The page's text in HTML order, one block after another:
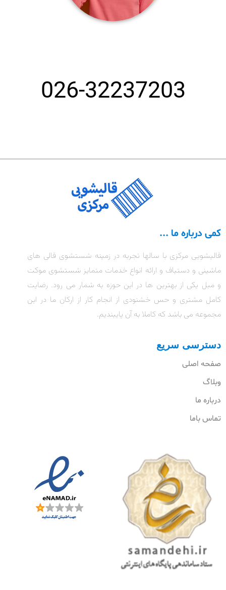
026-32237203
کمی درباره ما ...
قالیشویی مرکزی با سالها تجربه در زمینه شستشوی قالی های
ماشینی و دستباف و ارائه انواع خدمات متمایز شستشوی موکت
و مبل یکی از بهترین ها در این حوزه به شمار می رود. رضایت
کامل مشتری و حس خشنودی از انجام کار از ارکان ما در این
مجموعه می باشد که کاملا به آن پایبندیم.
دسترسی سریع
صفحه اصلی
وبلاگ
درباره ما
تماس باما